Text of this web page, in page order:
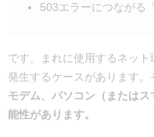
503エラーにつながる
です。まれに使用するネッ
発生するケースがあります。
モデム、パソコン（または
能性があります。